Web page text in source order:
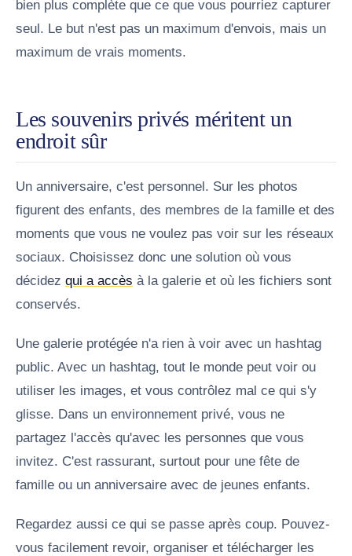
bien plus complète que ce que vous pourriez capturer
seul. Le but n'est pas un maximum d'envois, mais un
maximum de vrais moments.
Les souvenirs privés méritent un
endroit sûr
Un anniversaire, c'est personnel. Sur les photos
figurent des enfants, des membres de la famille et des
moments que vous ne voulez pas voir sur les réseaux
sociaux. Choisissez donc une solution où vous
décidez qui a accès à la galerie et où les fichiers sont
conservés.
Une galerie protégée n'a rien à voir avec un hashtag
public. Avec un hashtag, tout le monde peut voir ou
utiliser les images, et vous contrôlez mal ce qui s'y
glisse. Dans un environnement privé, vous ne
partagez l'accès qu'avec les personnes que vous
invitez. C'est rassurant, surtout pour une fête de
famille ou un anniversaire avec de jeunes enfants.
Regardez aussi ce qui se passe après coup. Pouvez-
vous facilement revoir, organiser et télécharger les